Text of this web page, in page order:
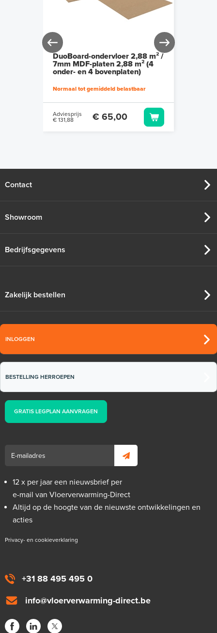
DuoBoard-ondervloer 2,88 m² /
7mm MDF-platen 2,88 m² (4
onder- en 4 bovenplaten)
Normaal tot gemiddeld belastbaar
Adviesprijs
€ 131,88
€ 65,00
+31 88 495 495 0
info@vloerverwarming-direct.be
Contact
Showroom
Bedrijfsgegevens
Zakelijk bestellen
INLOGGEN
BESTELLING HERROEPEN
GRATIS LEGPLAN AANVRAGEN
12 x per jaar een nieuwsbrief per
e-mail van Vloerverwarming-Direct
Altijd op de hoogte van de nieuwste ontwikkelingen en
acties
Privacy- en cookieverklaring